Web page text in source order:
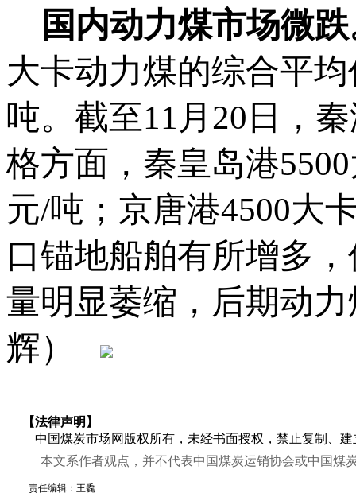
国内动力煤市场微
大卡动力煤的综合平
吨。截至11月20日，
格方面，秦皇岛港
元/吨；京唐港4500大
口锚地船舶有所增多
量明显萎缩，后期动
辉）
【法律声明】
中国煤炭市场网版权所有，未经书面授权，禁止复制、
本文系作者观点，并不代表中国煤炭运销协会或中国煤
责任编辑：王毳